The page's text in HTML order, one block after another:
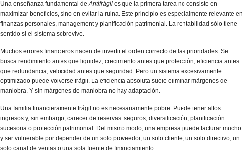
Una enseñanza fundamental deAntifrágil es que la primera tarea no consiste en
maximizar beneficios, sino en evitar la ruina. Este principio es especialmente relevante en
finanzas personales, management y planificación patrimonial. La rentabilidad sólo tiene
sentido si el sistema sobrevive.
Muchos errores financieros nacen de invertir el orden correcto de las prioridades. Se
busca rendimiento antes que liquidez, crecimiento antes que protección, eficiencia antes
que redundancia, velocidad antes que seguridad. Pero un sistema excesivamente
optimizado puede volverse frágil. La eficiencia absoluta suele eliminar márgenes de
maniobra. Y sin márgenes de maniobra no hay adaptación.
Una familia financieramente frágil no es necesariamente pobre. Puede tener altos
ingresos y, sin embargo, carecer de reservas, seguros, diversificación, planificación
sucesoria o protección patrimonial. Del mismo modo, una empresa puede facturar mucho
y ser vulnerable por depender de un solo proveedor, un solo cliente, un solo directivo, un
solo canal de ventas o una sola fuente de financiamiento.